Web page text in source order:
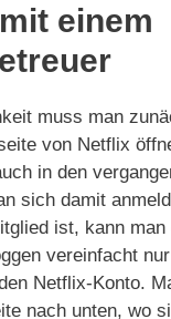
einem
muss man
von Netflix
in den
sich damit
ist, kann man
vereinfacht
Netflix-Konto.
nach unten, wo